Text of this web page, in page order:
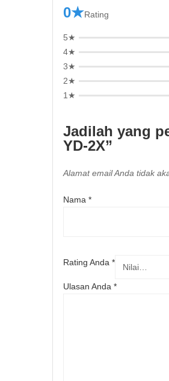
0★Rating
5★
4★
3★
2★
1★
Jadilah yang
YD-2X”
Alamat email Anda tidak
Nama *
Rating Anda *
Ulasan Anda *